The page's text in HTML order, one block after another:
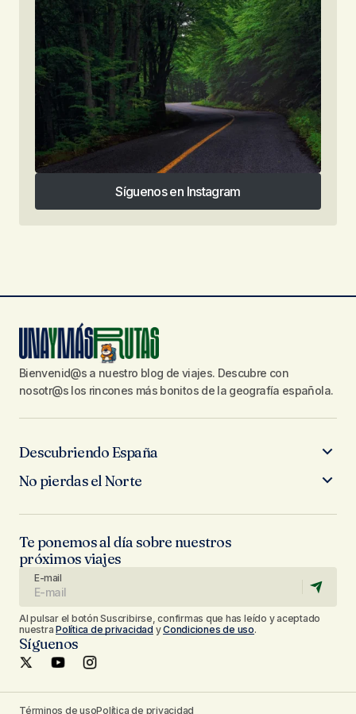
Síguenos en Instagram
Síguenos en Instagram
Bienvenid@s a nuestro blog de viajes. Descubre con
nosotr@s los rincones más bonitos de la geografía española.
Descubriendo España
No pierdas el Norte
Te ponemos al día sobre nuestros
próximos viajes
E-mail
Al pulsar el botón Suscribirse, confirmas que has leído y aceptado
nuestraPolítica de privacidad yCondiciones de uso.
Síguenos
Términos de usoPolítica de privacidad